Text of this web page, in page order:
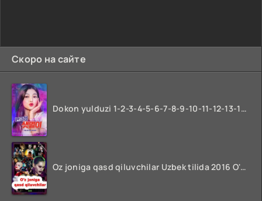
Скоро на сайте
Dokon yulduzi 1-2-3-4-5-6-7-8-9-10-11-12-13-14-15-16-17 Qism Uzbek tilida koreya seryali barcha qismlari o'zbek tilida
Oz joniga qasd qiluvchilar Uzbek tilida 2016 O'zbekcha tarjima kino 720p HD skachat